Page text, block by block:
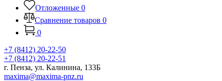
Отложенные 0
Сравнение товаров 0
0
+7 (8412) 20-22-50
+7 (8412) 20-22-51
г. Пенза, ул. Калинина, 133Б
maxima@maxima-pnz.ru